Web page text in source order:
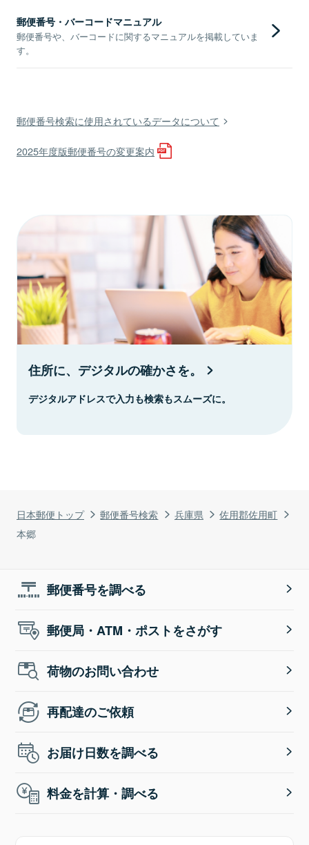
日本郵便トップ 郵便番号検索 兵庫県
佐用郡佐用町
本郷
郵便番号・バーコードマニュアル
郵便番号や、バーコードに関するマニュアルを掲載していま
す。
郵便番号検索に使用されているデータについて
2025年度版郵便番号の変更案内
住所に、デジタルの確かさを。
デジタルアドレスで入力も検索もスムーズに。
郵便番号を調べる
郵便局・ATM・ポストをさがす
荷物のお問い合わせ
再配達のご依頼
お届け日数を調べる
料金を計算・調べる